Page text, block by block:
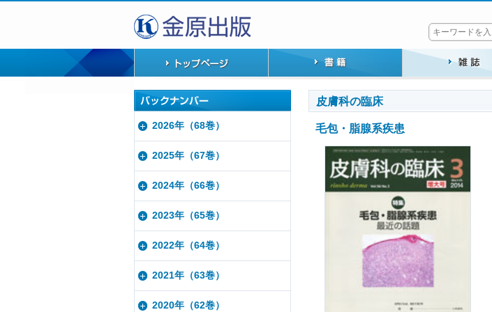
皮膚科の臨床
毛包・脂腺系疾患
2026年（68巻）
2025年（67巻）
2024年（66巻）
2023年（65巻）
2022年（64巻）
2021年（63巻）
2020年（62巻）